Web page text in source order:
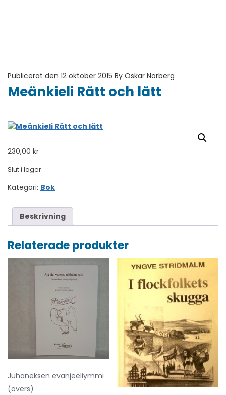
Publicerat den 12 oktober 2015 By Oskar Norberg
Meänkieli Rätt och lätt
230,00 kr
Slut i lager
Kategori: Bok
Beskrivning
Relaterade produkter
Juhaneksen evanjeeliymmi
(övers)